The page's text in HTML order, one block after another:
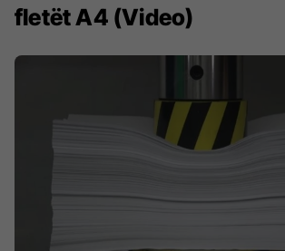
fletët A4 (Video)